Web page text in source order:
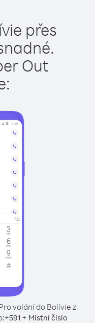
přes
Out
volání do Bolívie z
+591+ Místní číslo